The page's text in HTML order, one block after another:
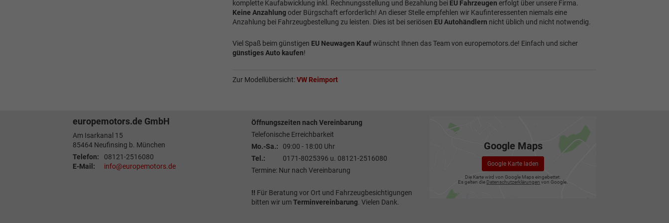
komplette Kaufabwicklung inkl. Rechnungsstellung und Bezahlung bei EU Fahrzeugen erfolgt über unsere Firma.
Keine Anzahlung oder Bürgschaft erforderlich! An dieser Stelle empfehlen wir Kaufinteressenten niemals eine
Anzahlung bei Fahrzeugbestellung zu leisten. Dies ist bei seriösen EU Autohändlern nicht üblich und nicht notwendig.
Viel Spaß beim günstigen EU Neuwagen Kaufwünscht Ihnen das Team von europemotors.de! Einfach und sicher
günstiges Auto kaufen!
Zur Modellübersicht:VW Reimport
europemotors.de GmbH
Am Isarkanal 15
85464 Neufinsing b. München
Telefon:
08121-2516080
E-Mail:
info@europemotors.de
Öffnungszeiten nach Vereinbarung
Telefonische Erreichbarkeit
Mo.-Sa.:
09:00 - 18:00 Uhr
Tel.:
0171-8025396 u. 08121-2516080
Termine: Nur nach Vereinbarung
!! Für Beratung vor Ort und Fahrzeugbesichtigungen
bitten wir umTerminvereinbarung. Vielen Dank.
Google Maps
Google Karte laden
Die Karte wird von Google Maps eingebettet.
Es gelten die Datenschutzerklärungen von Google.